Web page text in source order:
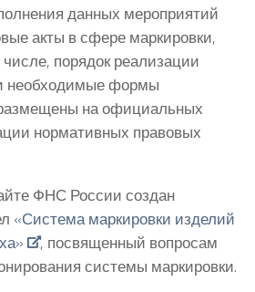
данных мероприятий
акты в сфере маркировки,
порядок реализации
необходимые формы
на официальных
нормативных правовых
ФНС России создан
«Система маркировки изделий
, посвященный вопросам
системы маркировки.